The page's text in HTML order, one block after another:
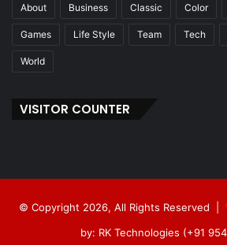
About Business Classic Color
Games Life Style Team Tech
World
VISITOR COUNTER
© Copyright 2026, All Rights Reserved |
by: RK Technologies (+91